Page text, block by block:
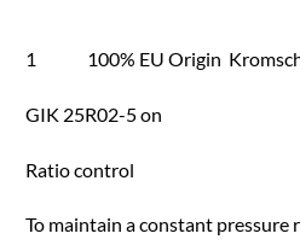
1 100% EU Origin
GIK 25R02-5 on
Ratio control
To maintain a constant pressure